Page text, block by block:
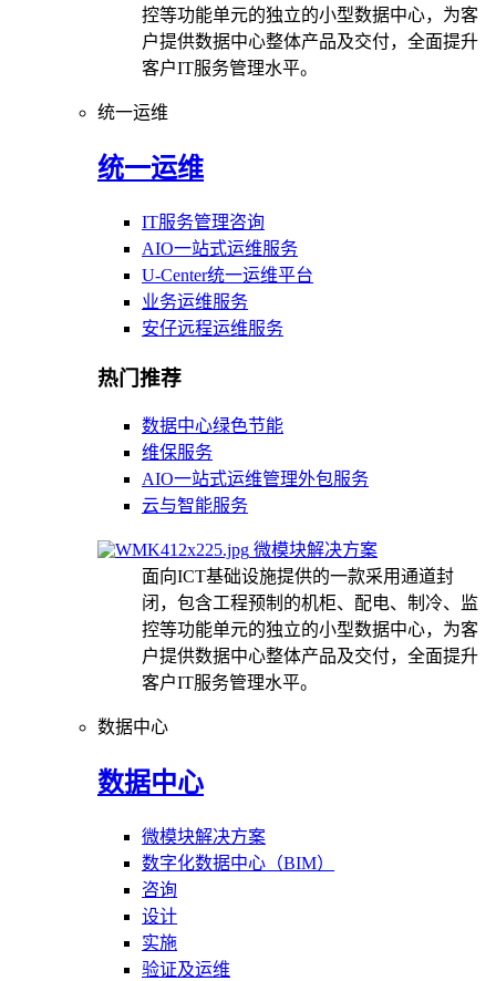
控等功能单元的独立的小型数据中心，为客
户提供数据中心整体产品及交付，全面提升
客户IT服务管理水平。
统一运维
统一运维
IT服务管理咨询
AIO一站式运维服务
U-Center统一运维平台
业务运维服务
安仔远程运维服务
热门推荐
数据中心绿色节能
维保服务
AIO一站式运维管理外包服务
云与智能服务
微模块解决方案
面向ICT基础设施提供的一款采用通道封
闭，包含工程预制的机柜、配电、制冷、监
控等功能单元的独立的小型数据中心，为客
户提供数据中心整体产品及交付，全面提升
客户IT服务管理水平。
数据中心
数据中心
微模块解决方案
数字化数据中心（BIM）
咨询
设计
实施
验证及运维